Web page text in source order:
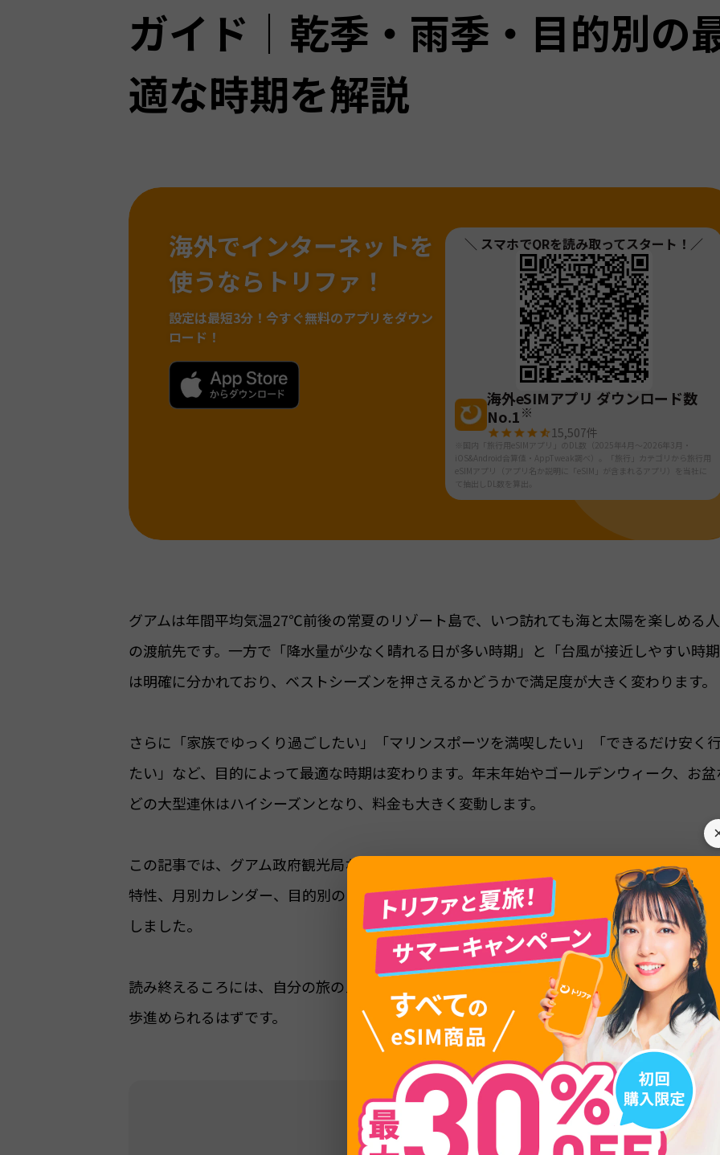
ガイド｜乾季・雨季・目的別の
適な時期を解説
海外でインターネットを
使うならトリファ！
設定は最短3分！ 今すぐ無料のアプリをダウン
ロード！
＼ スマホでQRを読み取ってスタート！／
海外eSIMアプリ ダウンロード数
No.1※
15,507件
※国内「旅行用eSIMアプリ」のDL数（2025年4月～2026年3月・
iOS&Android合算値・AppTweak調べ）。「旅行」カテゴリから旅行用
eSIMアプリ（アプリ名か説明に「eSIM」が含まれるアプリ）を当社に
て抽出しDL数を算出。
グアムは年間平均気温27℃前後の常夏のリゾート島で、いつ訪れても海と太陽を楽しめる
の渡航先です。一方で「降水量が少なく晴れる日が多い時期」と「台風が接近しやすい時
は明確に分かれており、ベストシーズンを押さえるかどうかで満足度が大きく変わります。
さらに「家族でゆっくり過ごしたい」「マリンスポーツを満喫したい」「できるだけ安く
たい」など、目的によって最適な時期は変わります。年末年始やゴールデンウィーク、お盆
どの大型連休はハイシーズンとなり、料金も大きく変動します。
この記事では、グアム政府観光局など公式情報を参考にしながら、乾季と雨季それぞれの
特性、月別カレンダー、目的別のおすすめ時期、安く行ける狙い目と避けたい時期までを
しました。
読み終えるころには、自分の旅のスタイルに合ったベストシーズンが見つかり、旅行計画
歩進められるはずです。
目次